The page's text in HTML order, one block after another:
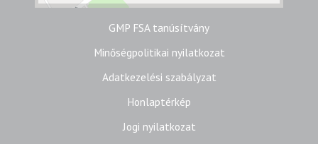
GMP FSA tanúsítvány
Minőségpolitikai nyilatkozat
Adatkezelési szabályzat
Honlaptérkép
Jogi nyilatkozat